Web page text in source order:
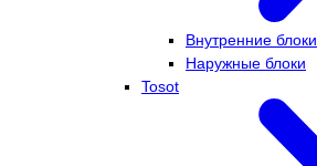
Внутренние блоки
Наружные блоки
Tosot